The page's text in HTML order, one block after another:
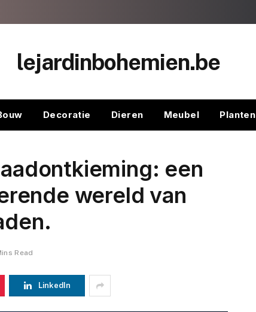
lejardinbohemien.be
Decoratie Dieren Meubel Planten
een
wereld van
Read
LinkedIn